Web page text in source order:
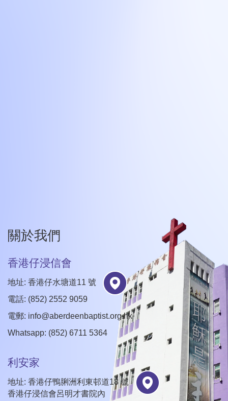
關於我們
香港仔浸信會
地址: 香港仔水塘道11 號
電話: (852) 2552 9059
電郵: info@aberdeenbaptist.org.hk
Whatsapp: (852) 6711 5364
利安家
地址: 香港仔鴨脷洲利東邨道18 號
香港仔浸信會呂明才書院內